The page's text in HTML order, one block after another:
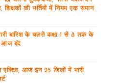
की भर्तियों में नियम एक समान
बारिश के चलते कक्षा 1 से 8 तक के
आज बंद
एक्टिव, आज इन 25 जिलों में भारी